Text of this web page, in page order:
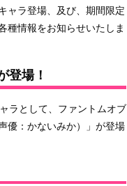
ャラ登場、及び、期間限定
種情報をお知らせいたしま
登場！
ラとして、ファントムオブ
優：かないみか）」が登場